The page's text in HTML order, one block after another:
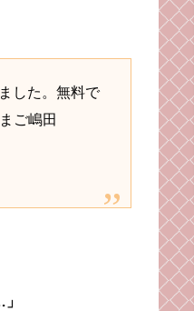
した。無料で
ご嶋田